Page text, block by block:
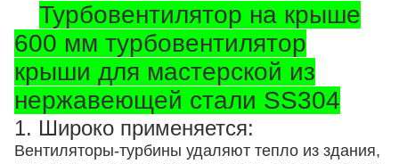
Турбовентилятор на крыше
600 мм турбовентилятор
крыши для мастерской из
нержавеющей стали SS304
1. Широко применяется:
Вентиляторы-турбины удаляют тепло из здания,